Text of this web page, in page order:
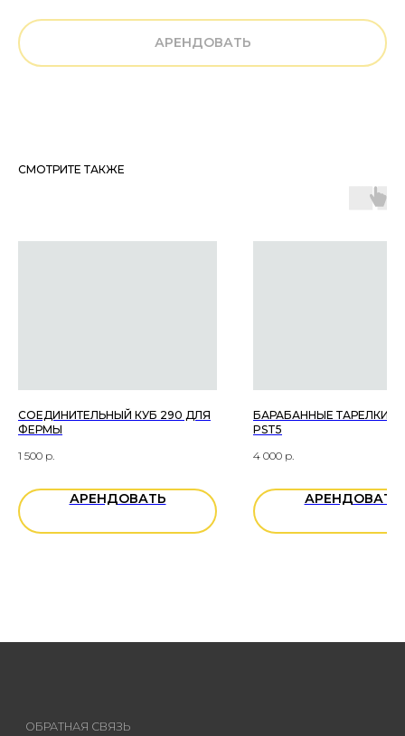
АРЕНДОВАТЬ
СМОТРИТЕ ТАКЖЕ
СОЕДИНИТЕЛЬНЫЙ КУБ 290 ДЛЯ
ФЕРМЫ
1 500 р.
АРЕНДОВАТЬ
БАРАБАННЫЕ ТАРЕЛКИ
PST5
4 000 р.
АРЕНДОВАТЬ